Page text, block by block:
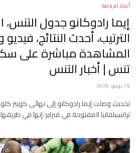
أخبار الرياضة
إيما رادوكانو جدول التنس،
الترتيب، أحدث النتائج،
المشاهدة مباشرة على
تنس | أخبار التنس
15 يونيو، 2026
تحديث وصلت إيما رادوكانو إلى نهائي كوينز
ترانسيلفانيا المفتوحة في فبراير؛ إنها في